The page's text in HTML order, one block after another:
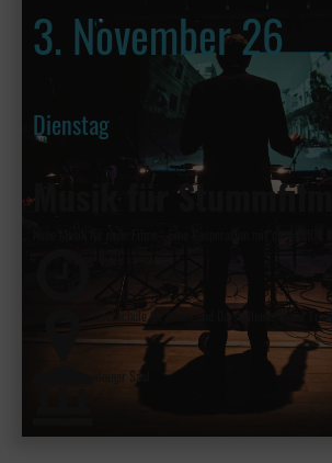
3. November 26
Dienstag
Musik für
Hochschule für Musik und Darstellende Kunst
kleiner Saal